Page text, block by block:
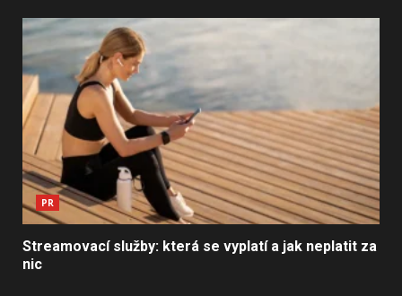
PR
Streamovací služby: která se vyplatí a jak neplatit za
nic